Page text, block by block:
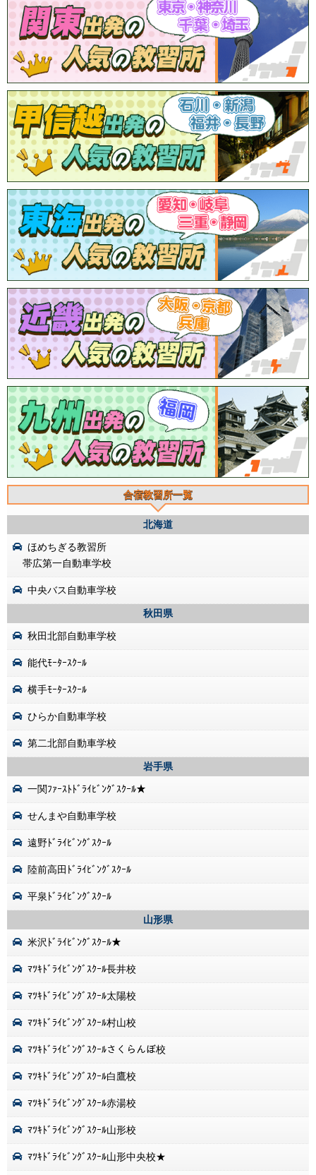
合宿教習所一覧
北海道
ほめちぎる教習所
帯広第一自動車学校
中央バス自動車学校
秋田県
秋田北部自動車学校
能代ﾓｰﾀｰｽｸｰﾙ
横手ﾓｰﾀｰｽｸｰﾙ
ひらか自動車学校
第二北部自動車学校
岩手県
一関ﾌｧｰｽﾄﾄﾞﾗｲﾋﾞﾝｸﾞｽｸｰﾙ★
せんまや自動車学校
遠野ﾄﾞﾗｲﾋﾞﾝｸﾞｽｸｰﾙ
陸前高田ﾄﾞﾗｲﾋﾞﾝｸﾞｽｸｰﾙ
平泉ﾄﾞﾗｲﾋﾞﾝｸﾞｽｸｰﾙ
山形県
米沢ﾄﾞﾗｲﾋﾞﾝｸﾞｽｸｰﾙ★
ﾏﾂｷﾄﾞﾗｲﾋﾞﾝｸﾞｽｸｰﾙ長井校
ﾏﾂｷﾄﾞﾗｲﾋﾞﾝｸﾞｽｸｰﾙ太陽校
ﾏﾂｷﾄﾞﾗｲﾋﾞﾝｸﾞｽｸｰﾙ村山校
ﾏﾂｷﾄﾞﾗｲﾋﾞﾝｸﾞｽｸｰﾙさくらんぼ校
ﾏﾂｷﾄﾞﾗｲﾋﾞﾝｸﾞｽｸｰﾙ白鷹校
ﾏﾂｷﾄﾞﾗｲﾋﾞﾝｸﾞｽｸｰﾙ赤湯校
ﾏﾂｷﾄﾞﾗｲﾋﾞﾝｸﾞｽｸｰﾙ山形校
ﾏﾂｷﾄﾞﾗｲﾋﾞﾝｸﾞｽｸｰﾙ山形中央校★